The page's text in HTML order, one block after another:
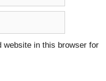
website in this browser for